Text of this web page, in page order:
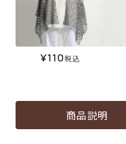
¥110税込
商品説明